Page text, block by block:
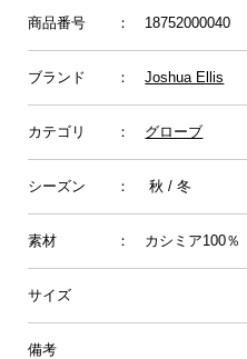
商品番号 ： 18752000040
ブランド ：Joshua Ellis
カテゴリ ： グローブ
シーズン ： 秋 / 冬
素材 ： カシミア100％
サイズ
備考